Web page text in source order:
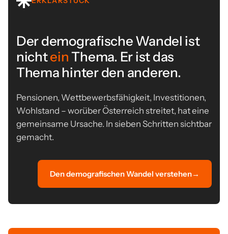
Der demografische Wandel ist
nichteinThema. Er ist das
Thema hinter den anderen.
Pensionen, Wettbewerbsfähigkeit, Investitionen,
Wohlstand – worüber Österreich streitet, hat eine
gemeinsame Ursache. In sieben Schritten sichtbar
gemacht.
Den demografischen Wandel verstehen→